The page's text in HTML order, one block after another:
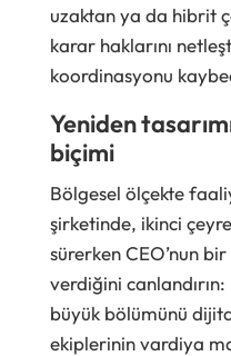
uzaktan ya da hibrit
karar haklarını
koordinasyonu
Yeniden
biçimi
Bölgesel ölçekte
şirketinde, ikinci
sürerken CEO’nun
verdiğini
büyük bölümünü
ekiplerinin vardiya